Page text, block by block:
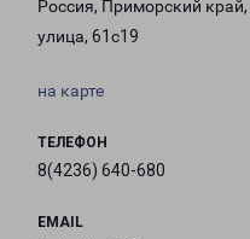
Россия, Приморский
улица, 61с19
на карте
ТЕЛЕФОН
8(4236) 640-680
EMAIL